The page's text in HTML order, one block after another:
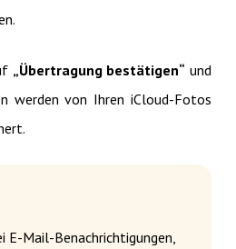
„Übertragung bestätigen“ und
werden von Ihren iCloud-Fotos
E-Mail-Benachrichtigungen,